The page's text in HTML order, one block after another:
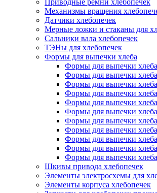
Приводные ремни хлебопечек
Механизмы вращения
Датчики хлебопечек
Мерные ложки и стаканы для
Сальники вала хлебопечек
ТЭНы для хлебопечек
Формы для выпечки хлеба
Формы для выпечки
Формы для выпечки
Формы для выпечки
Формы для выпечки
Формы для выпечки
Формы для выпечки
Формы для выпечки хлеба
Формы для выпечки
Формы для выпечки
Формы для выпечки
Формы для выпечки
Шкивы привода хлебопечек
Элементы электросхемы для
Элементы корпуса хлебопечек